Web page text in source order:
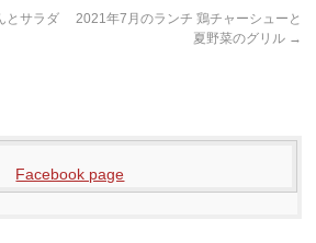
とサラダ
2021年7月のランチ 鶏チャーシューと
夏野菜のグリル →
Facebook page